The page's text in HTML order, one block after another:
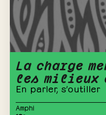
La charge
les
En parler, s’outiller
Amphi